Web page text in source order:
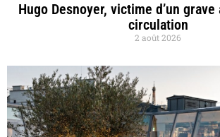
Hugo Desnoyer, victime d’un
circulation
2 août 2026